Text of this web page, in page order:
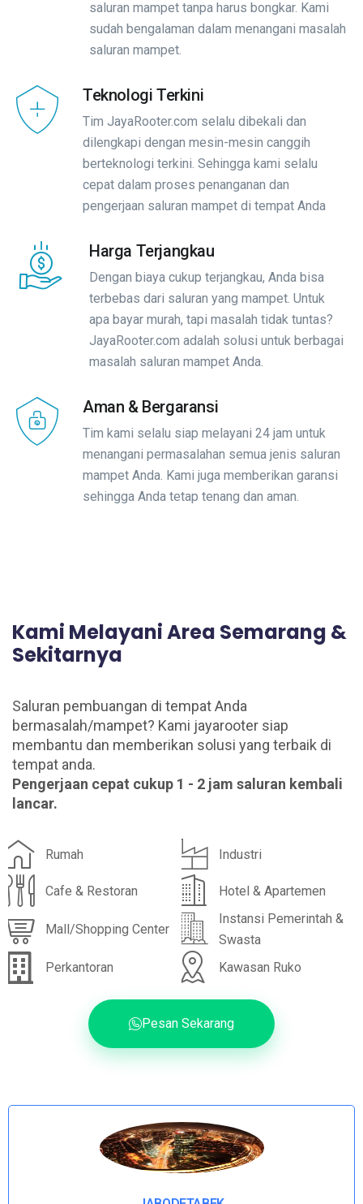
saluran mampet tanpa harus bongkar. Kami
sudah bengalaman dalam menangani masalah
saluran mampet.
Teknologi Terkini
Tim JayaRooter.com selalu dibekali dan
dilengkapi dengan mesin-mesin canggih
berteknologi terkini. Sehingga kami selalu
cepat dalam proses penanganan dan
pengerjaan saluran mampet di tempat Anda
Harga Terjangkau
Dengan biaya cukup terjangkau, Anda bisa
terbebas dari saluran yang mampet. Untuk
apa bayar murah, tapi masalah tidak tuntas?
JayaRooter.com adalah solusi untuk berbagai
masalah saluran mampet Anda.
Aman & Bergaransi
Tim kami selalu siap melayani 24 jam untuk
menangani permasalahan semua jenis saluran
mampet Anda. Kami juga memberikan garansi
sehingga Anda tetap tenang dan aman.
Kami Melayani Area Semarang &
Sekitarnya
Saluran pembuangan di tempat Anda
bermasalah/mampet? Kami jayarooter siap
membantu dan memberikan solusi yang terbaik di
tempat anda.
Pengerjaan cepat cukup 1 - 2 jam saluran kembali
lancar.
Rumah Industri
Cafe & Restoran Hotel & Apartemen
Mall/Shopping Center
Instansi Pemerintah &
Swasta
Perkantoran
Kawasan Ruko
Pesan Sekarang